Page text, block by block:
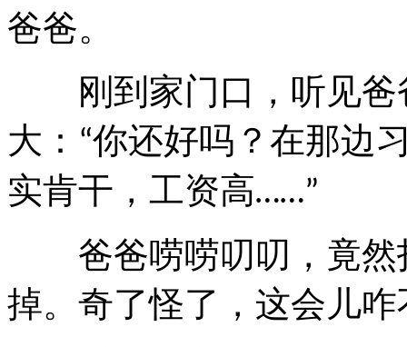
爸爸。
刚到家门口，听见爸
大： “你还好吗？在那边
实肯干，工资高……”
爸爸唠唠叨叨，竟然
掉。奇了怪了，这会儿